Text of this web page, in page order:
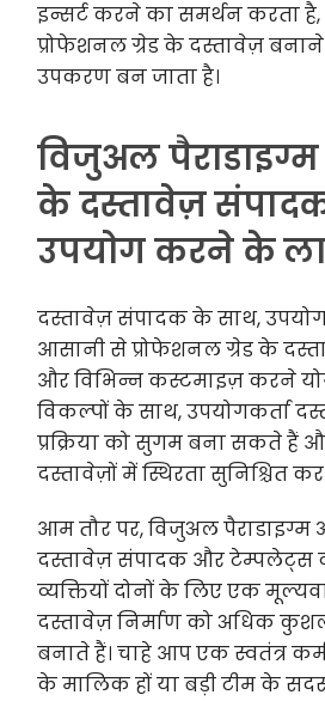
इन्सर्ट करने का समर्थन करता
प्रोफेशनल ग्रेड के दस्तावेज़
उपकरण बन जाता है।
विजुअल
के दस्तावेज़
उपयोग करने के
दस्तावेज़ संपादक के साथ,
आसानी से प्रोफेशनल ग्रेड के
और विभिन्न कस्टमाइज़ करने
विकल्पों के साथ, उपयोगकर्ता
प्रक्रिया को सुगम बना सकते हैं
दस्तावेज़ों में स्थिरता सुनिश्चित
आम तौर पर, विजुअल
दस्तावेज़ संपादक और टेम्पलेट्स
व्यक्तियों दोनों के लिए एक
दस्तावेज़ निर्माण को अधिक
बनाते हैं। चाहे आप एक स्वतंत्र
के मालिक हों या बड़ी टीम के